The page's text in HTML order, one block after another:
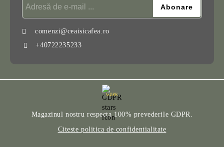
comenzi@ceaisicafea.ro
+40722235233
GDPR
Magazinul nostru respecta 100% prevederile GDPR.
Citeste politica de confidentialitate